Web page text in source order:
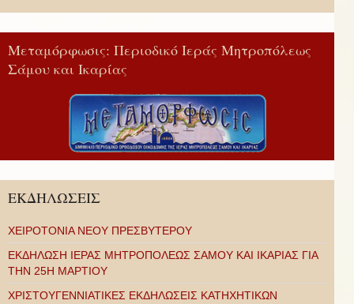
Μεταμόρφωσις: Περιοδικό Ιεράς Μητροπόλεως
Σάμου και Ικαρίας
ΕΚΔΗΛΩΣΕΙΣ
ΧΕΙΡΟΤΟΝΙΑ ΝΕΟΥ ΠΡΕΣΒΥΤΕΡΟΥ
ΕΚΔΗΛΩΣΗ ΙΕΡΑΣ ΜΗΤΡΟΠΟΛΕΩΣ ΣΑΜΟΥ ΚΑΙ ΙΚΑΡΙΑΣ ΓΙΑ
ΤΗΝ 25Η ΜΑΡΤΙΟΥ
ΧΡΙΣΤΟΥΓΕΝΝΙΑΤΙΚΕΣ ΕΚΔΗΛΩΣΕΙΣ ΚΑΤΗΧΗΤΙΚΩΝ